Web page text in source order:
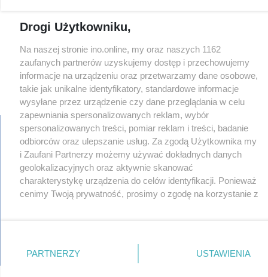
regulamin
reklama
redakcja
pliki cookies
oferty pracy
© copyright 2000-2026 Ino-online Media
Drogi Użytkowniku,
Na naszej stronie ino.online, my oraz naszych 1162
zaufanych partnerów uzyskujemy dostęp i przechowujemy
informacje na urządzeniu oraz przetwarzamy dane osobowe,
takie jak unikalne identyfikatory, standardowe informacje
wysyłane przez urządzenie czy dane przeglądania w celu
zapewniania spersonalizowanych reklam, wybór
spersonalizowanych treści, pomiar reklam i treści, badanie
odbiorców oraz ulepszanie usług. Za zgodą Użytkownika my
i Zaufani Partnerzy możemy używać dokładnych danych
geolokalizacyjnych oraz aktywnie skanować
charakterystykę urządzenia do celów identyfikacji. Ponieważ
cenimy Twoją prywatność, prosimy o zgodę na korzystanie z
. Niektóre rodzaje przetwarzania
danych nie wymagają zgody użytkownika, ale masz prawo
PARTNERZY USTAWIENIA